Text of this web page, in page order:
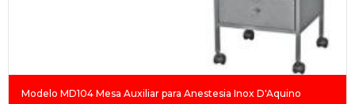
Modelo MD104 Mesa Auxiliar para Anestesia Inox D'Aquino